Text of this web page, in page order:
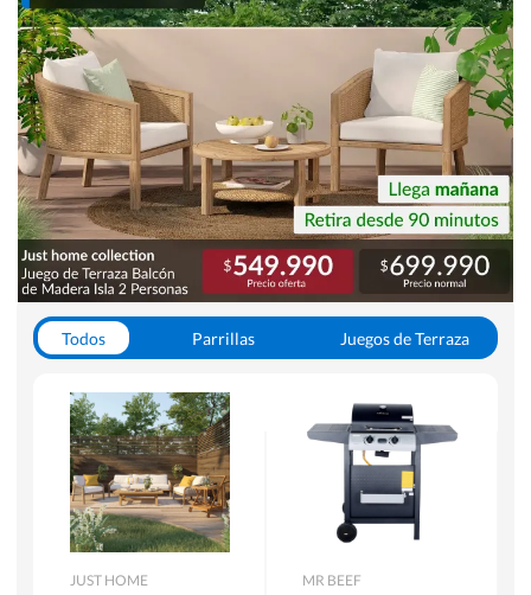
Todos Parrillas
Juegos de Terraza
JUST HOME
MR BEEF